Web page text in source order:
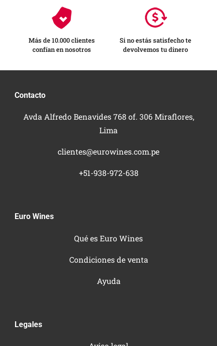
Más de 10.000 clientes
confían en nosotros
Si no estás satisfecho te
devolvemos tu dinero
Contacto
Avda Alfredo Benavides 768 of. 306 Miraflores,
Lima
clientes@eurowines.com.pe
+51-938-972-638
Euro Wines
Qué es Euro Wines
Condiciones de venta
Ayuda
Legales